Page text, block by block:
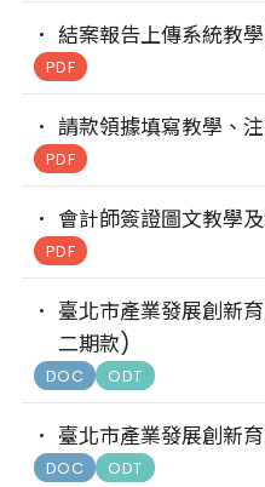
結案報告上傳系統教
PDF
請款領據填寫教學、
PDF
會計師簽證圖文教學
PDF
臺北市產業發展創新
二期款)
DOC ODT
臺北市產業發展創新
DOC ODT